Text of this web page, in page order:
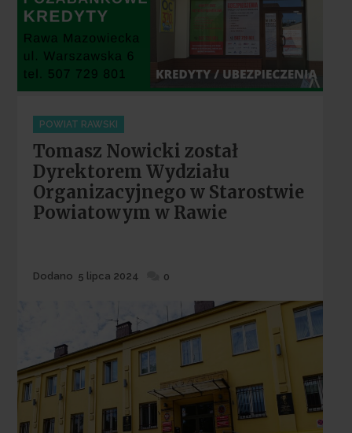
Categories
POWIAT RAWSKI
Tomasz Nowicki został
Dyrektorem Wydziału
Organizacyjnego w Starostwie
Powiatowym w Rawie
Dodane
Dodano 5 lipca 2024 0